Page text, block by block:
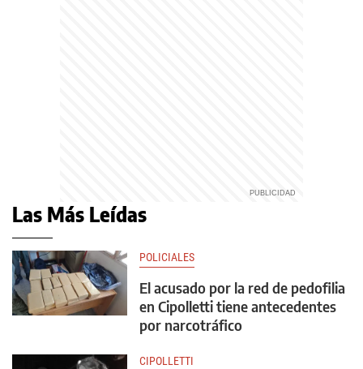
Las Más Leídas
POLICIALES
El acusado por la red de pedofilia
en Cipolletti tiene antecedentes
por narcotráfico
CIPOLLETTI